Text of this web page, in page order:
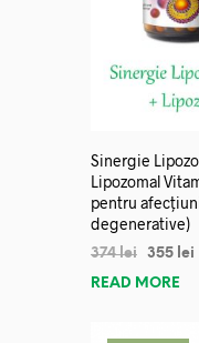
Sinergie
Lipozomal
pentru
degenerative)
374lei 355 lei
READ MORE